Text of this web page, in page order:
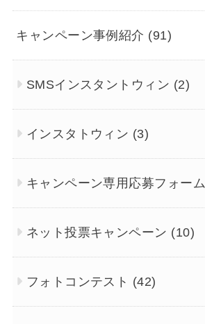
キャンペーン事例紹介 (91)
SMSインスタントウィン (2)
インスタトウィン (3)
キャンペーン専用応募フォーム
ネット投票キャンペーン (10)
フォトコンテスト (42)